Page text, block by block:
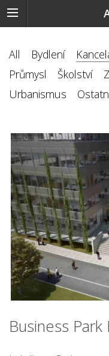
All Bydlení
Průmysl
Školství
Urbanismus
Business Park